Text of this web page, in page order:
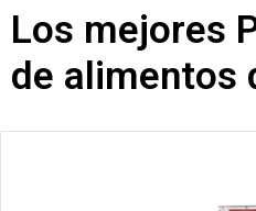
Los mejores
de alimentos